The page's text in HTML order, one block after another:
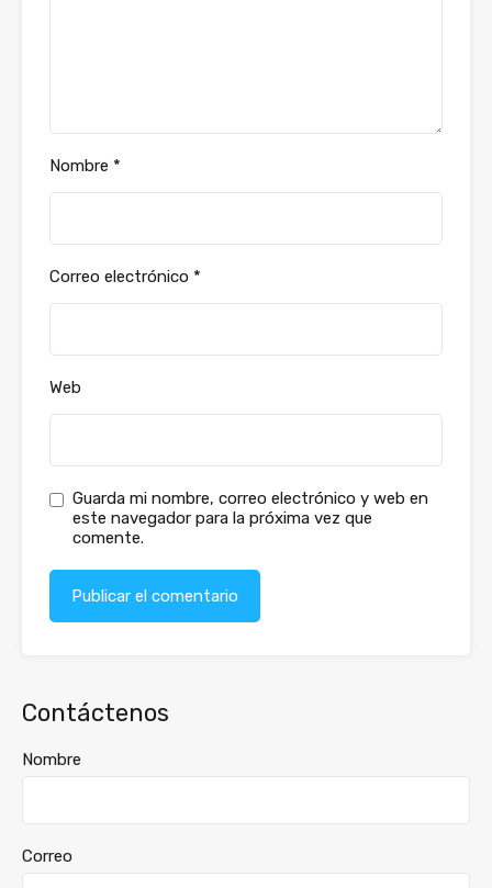
Nombre *
Correo electrónico *
Web
Guarda mi nombre, correo electrónico y web en
este navegador para la próxima vez que
comente.
Contáctenos
Nombre
Correo